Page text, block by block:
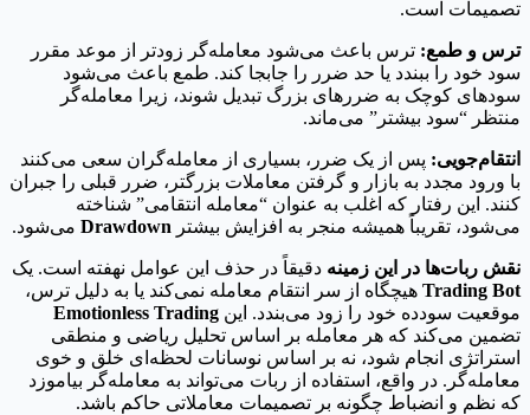
تصمیمات است.
ترس و طمع: ترس باعث می‌شود معامله‌گر زودتر از موعد مقرر
سود خود را ببندد یا حد ضرر را جابجا کند. طمع باعث می‌شود
سودهای کوچک به ضررهای بزرگ تبدیل شوند، زیرا معامله‌گر
منتظر “سود بیشتر” می‌ماند.
انتقام‌جویی: پس از یک ضرر، بسیاری از معامله‌گران سعی می‌کنند
با ورود مجدد به بازار و گرفتن معاملات بزرگتر، ضرر قبلی را جبران
کنند. این رفتار که اغلب به عنوان “معامله انتقامی” شناخته
می‌شود، تقریباً همیشه منجر به افزایش بیشتر Drawdown می‌شود.
نقش ربات‌ها در این زمینه دقیقاً در حذف این عوامل نهفته است. یک
Trading Bot هیچگاه از سر انتقام معامله نمی‌کند یا به دلیل ترس،
موقعیت سودده خود را زود می‌بندد. این Emotionless Trading
تضمین می‌کند که هر معامله بر اساس تحلیل ریاضی و منطقی
استراتژی انجام شود، نه بر اساس نوسانات لحظه‌ای خلق و خوی
معامله‌گر. در واقع، استفاده از ربات می‌تواند به معامله‌گر بیاموزد
که نظم و انضباط چگونه بر تصمیمات معاملاتی حاکم باشد.